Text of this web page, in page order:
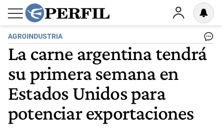
AGROINDUSTRIA
La carne argentina tendrá
su primera semana en
Estados Unidos para
potenciar exportaciones